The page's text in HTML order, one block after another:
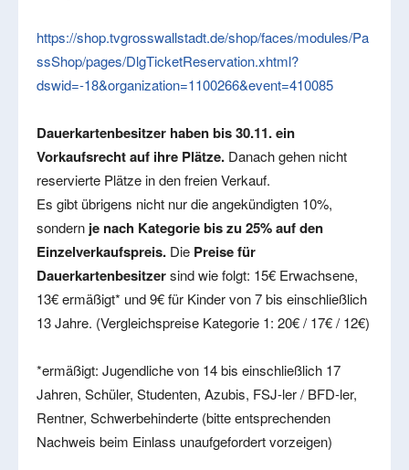
https://shop.tvgrosswallstadt.de/shop/faces/modules/Pa
ssShop/pages/DlgTicketReservation.xhtml?
dswid=-18&organization=1100266&event=410085
Dauerkartenbesitzer haben bis 30.11. ein
Vorkaufsrecht auf ihre Plätze. Danach gehen nicht
reservierte Plätze in den freien Verkauf.
Es gibt übrigens nicht nur die angekündigten 10%,
sondern je nach Kategorie bis zu 25% auf den
Einzelverkaufspreis. Die Preise für
Dauerkartenbesitzersind wie folgt: 15€ Erwachsene,
13€ ermäßigt* und 9€ für Kinder von 7 bis einschließlich
13 Jahre. (Vergleichspreise Kategorie 1: 20€ / 17€ / 12€)
*ermäßigt: Jugendliche von 14 bis einschließlich 17
Jahren, Schüler, Studenten, Azubis, FSJ-ler / BFD-ler,
Rentner, Schwerbehinderte (bitte entsprechenden
Nachweis beim Einlass unaufgefordert vorzeigen)